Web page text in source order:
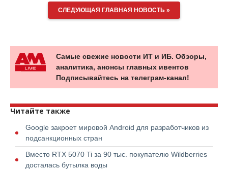
СЛЕДУЮЩАЯ ГЛАВНАЯ НОВОСТЬ »
Самые свежие новости ИТ и ИБ. Обзоры,
аналитика, анонсы главных ивентов
Подписывайтесь на телеграм-канал!
Читайте также
Google закроет мировой Android для разработчиков из
подсанкционных стран
Вместо RTX 5070 Ti за 90 тыс. покупателю Wildberries
досталась бутылка воды